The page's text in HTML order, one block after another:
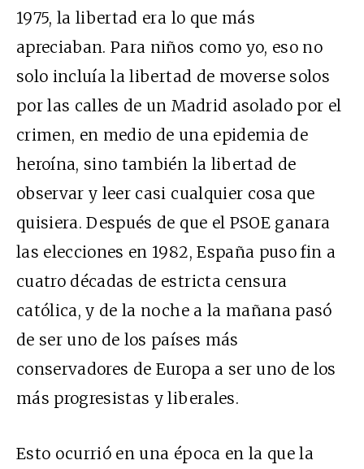
1975, la libertad era lo que más
apreciaban. Para niños como yo, eso no
solo incluía la libertad de moverse solos
por las calles de un Madrid asolado por el
crimen, en medio de una epidemia de
heroína, sino también la libertad de
observar y leer casi cualquier cosa que
quisiera. Después de que el PSOE ganara
las elecciones en 1982, España puso fin a
cuatro décadas de estricta censura
católica, y de la noche a la mañana pasó
de ser uno de los países más
conservadores de Europa a ser uno de los
más progresistas y liberales.
Esto ocurrió en una época en la que la